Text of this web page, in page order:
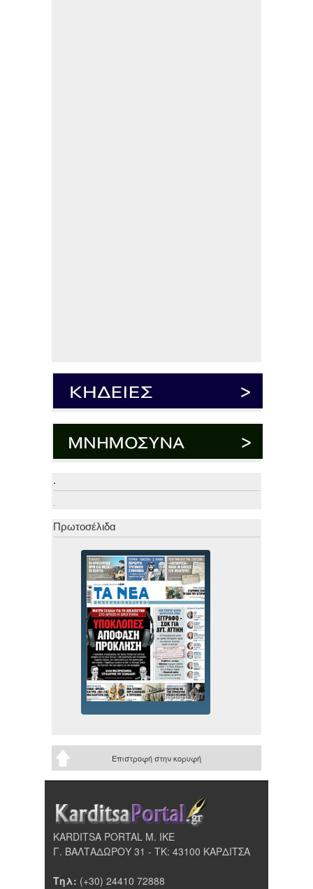
.
Πρωτοσέλιδα
Επιστροφή στην κορυφή
KARDITSA PORTAL Μ. ΙΚΕ
Γ. ΒΑΛΤΑΔΩΡΟΥ 31 - ΤΚ: 43100 ΚΑΡΔΙΤΣΑ
Τηλ: (+30) 24410 72888